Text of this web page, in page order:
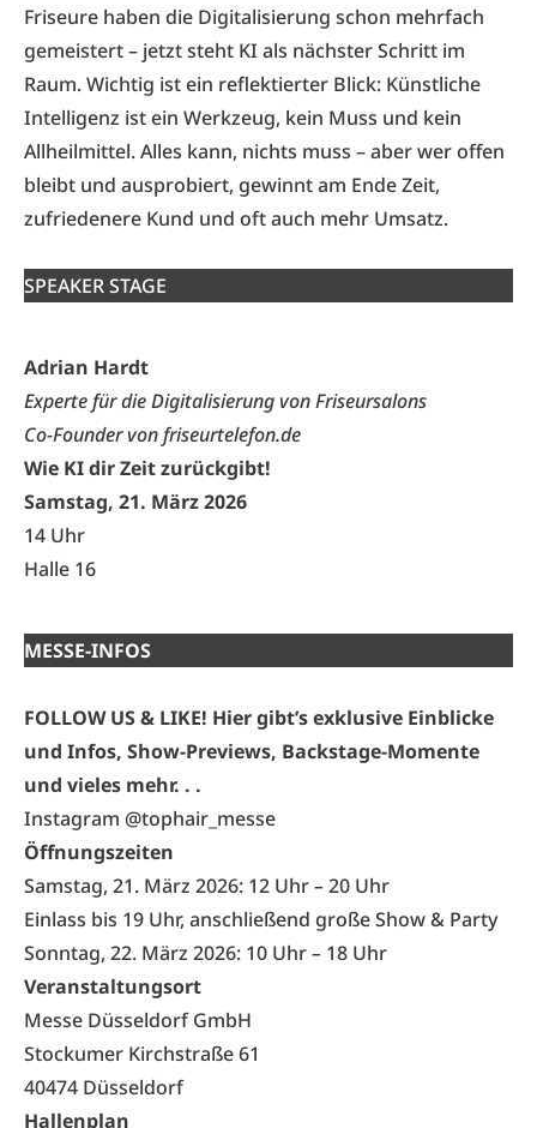
Friseure haben die Digitalisierung schon mehrfach
gemeistert – jetzt steht KI als nächster Schritt im
Raum. Wichtig ist ein reflektierter Blick: Künstliche
Intelligenz ist ein Werkzeug, kein Muss und kein
Allheilmittel. Alles kann, nichts muss – aber wer offen
bleibt und ausprobiert, gewinnt am Ende Zeit,
zufriedenere Kund und oft auch mehr Umsatz.
SPEAKER STAGE
Adrian Hardt
Experte für die Digitalisierung von Friseursalons
Co-Founder von friseurtelefon.de
Wie KI dir Zeit zurückgibt!
Samstag, 21. März 2026
14 Uhr
Halle 16
MESSE-INFOS
FOLLOW US & LIKE! Hier gibt’s exklusive Einblicke
und Infos, Show-Previews, Backstage-Momente
und vieles mehr. . .
Instagram @tophair_messe
Öffnungszeiten
Samstag, 21. März 2026: 12 Uhr– 20 Uhr
Einlass bis 19 Uhr, anschließend große Show & Party
Sonntag, 22. März 2026: 10 Uhr– 18 Uhr
Veranstaltungsort
Messe Düsseldorf GmbH
Stockumer Kirchstraße 61
40474 Düsseldorf
Hallenplan